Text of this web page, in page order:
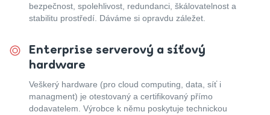
bezpečnost, spolehlivost, redundanci, škálovatelnost a
stabilitu prostředí. Dáváme si opravdu záležet.
Enterprise serverový a síťový
hardware
Veškerý hardware (pro cloud computing, data, síť i
managment) je otestovaný a certifikovaný přímo
dodavatelem. Výrobce k němu poskytuje technickou